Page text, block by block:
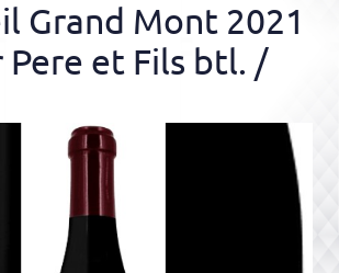
Grand Mont 2021
Pere et Fils btl. /